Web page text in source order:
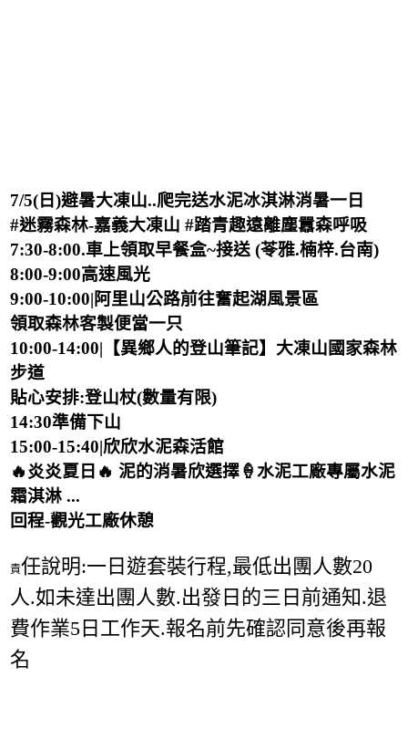
7/5(日)避暑大凍山..爬完送水泥冰淇淋消暑一日
#迷霧森林-嘉義大凍山 #踏青趣遠離塵囂森呼吸
7:30-8:00.車上領取早餐盒~接送 (苓雅.楠梓.台南)
8:00-9:00高速風光
9:00-10:00|阿里山公路前往奮起湖風景區
領取森林客製便當一只
10:00-14:00|【異鄉人的登山筆記】大凍山國家森林
步道
貼心安排:登山杖(數量有限)
14:30準備下山
15:00-15:40|欣欣水泥森活館
🔥炎炎夏日🔥 泥的消暑欣選擇🍦水泥工廠專屬水泥
霜淇淋 ...
回程-觀光工廠休憩
責任說明:一日遊套裝行程,最低出團人數20
人.如未達出團人數.出發日的三日前通知.退
費作業5日工作天.報名前先確認同意後再報
名